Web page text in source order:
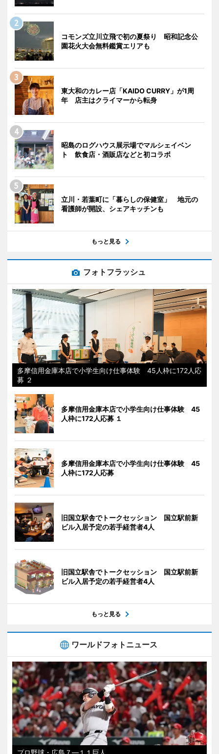
コモンズ立川立飛で初の夏祭り 昭和記念公
園花火大会無料鑑賞エリアも
東大和のカレー店「KAIDO CURRY」が1周
年 店主はクライマーから転身
昭島のログハウス展示場でマルシェイベン
ト 飲食店・酒販店などと初コラボ
立川・若葉町に「暮らしの保健室」 地元の
看護師が開設、シェアキッチンも
もっと見る
フォトフラッシュ
多摩信用金庫本店で小学生向け仕事体験 45人枠に172人応
募 ２
多摩信用金庫本店で小学生向け仕事体験 45
人枠に172人応募 １
多摩信用金庫本店で小学生向け仕事体験 45
人枠に172人応募
旧国立駅舎でトークセッション 国立駅前新
ビル入居予定の若手経営者4人
旧国立駅舎でトークセッション 国立駅前新
ビル入居予定の若手経営者4人
もっと見る
ワールドフォトニュース
プロ野球・広島７―１１巨人